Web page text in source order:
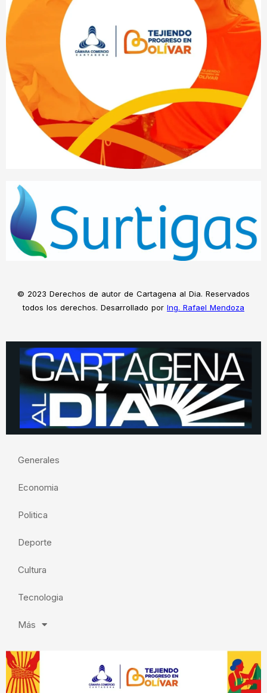
© 2023 Derechos de autor de Cartagena al Dia. Reservados
todos los derechos. Desarrollado por Ing. Rafael Mendoza
Generales
Economia
Politica
Deporte
Cultura
Tecnologia
Más